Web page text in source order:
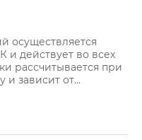
осуществляется
и действует во всех
рассчитывается при
и зависит от